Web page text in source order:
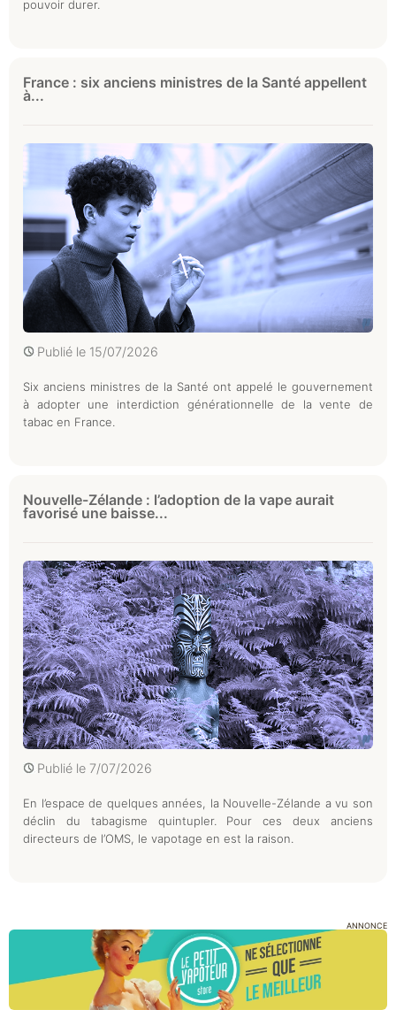
pouvoir durer.
France : six anciens ministres de la Santé appellent
à...
Publié le 15/07/2026
Six anciens ministres de la Santé ont appelé le gouvernement
à adopter une interdiction générationnelle de la vente de
tabac en France.
Nouvelle-Zélande : l’adoption de la vape aurait
favorisé une baisse...
Publié le 7/07/2026
En l’espace de quelques années, la Nouvelle-Zélande a vu son
déclin du tabagisme quintupler. Pour ces deux anciens
directeurs de l’OMS, le vapotage en est la raison.
ANNONCE